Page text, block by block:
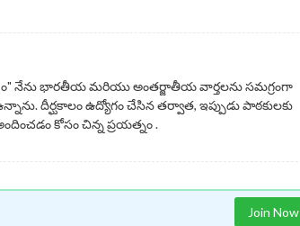
నేను భారతీయ మరియు అంతర్జాతీయ వార్తలను సమగ్రంగా
దీర్ఘకాలం ఉద్యోగం చేసిన తర్వాత, ఇప్పుడు పాఠకులకు
కోసం చిన్న ప్రయత్నం .
Join Now